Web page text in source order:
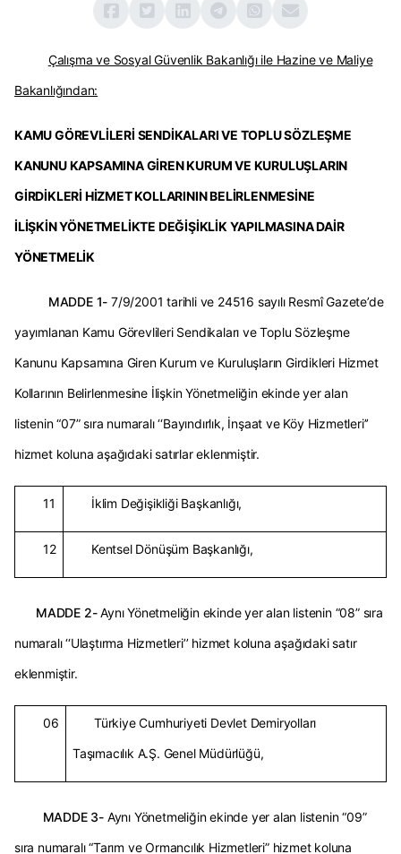
Çalışma ve Sosyal Güvenlik Bakanlığı ile Hazine ve Maliye
Bakanlığından:
KAMU GÖREVLİLERİ SENDİKALARI VE TOPLU SÖZLEŞME
KANUNUKAPSAMINA GİREN KURUM VE KURULUŞLARIN
GİRDİKLERİ HİZMET KOLLARININ BELİRLENMESİNE
İLİŞKİNYÖNETMELİKTE DEĞİŞİKLİK YAPILMASINADAİR
YÖNETMELİK
MADDE 1- 7/9/2001 tarihli ve 24516 sayılı Resmî Gazete’de
yayımlanan Kamu Görevlileri Sendikaları ve Toplu Sözleşme
Kanunu Kapsamına Giren Kurum ve Kuruluşların Girdikleri Hizmet
Kollarının Belirlenmesine İlişkin Yönetmeliğin ekinde yer alan
listenin “07” sıra numaralı ‘‘Bayındırlık, İnşaat ve Köy Hizmetleri’’
hizmet koluna aşağıdaki satırlar eklenmiştir.
11 İklim Değişikliği Başkanlığı,
12 Kentsel Dönüşüm Başkanlığı,
MADDE 2-Aynı Yönetmeliğin ekinde yer alan listenin “08” sıra
numaralı ‘‘Ulaştırma Hizmetleri’’ hizmet koluna aşağıdaki satır
eklenmiştir.
06
Türkiye Cumhuriyeti Devlet Demiryolları
Taşımacılık A.Ş. Genel Müdürlüğü,
MADDE 3- Aynı Yönetmeliğin ekinde yer alan listenin “09”
sıra numaralı “Tarım ve Ormancılık Hizmetleri” hizmet koluna